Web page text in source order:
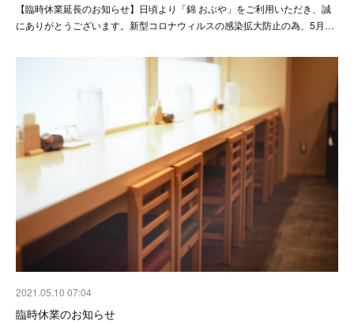
【臨時休業延長のお知らせ】日頃より「錦 おぶや」をご利用いただき、誠
にありがとうございます。新型コロナウィルスの感染拡大防止の為、5月…
2021.05.10 07:04
臨時休業のお知らせ